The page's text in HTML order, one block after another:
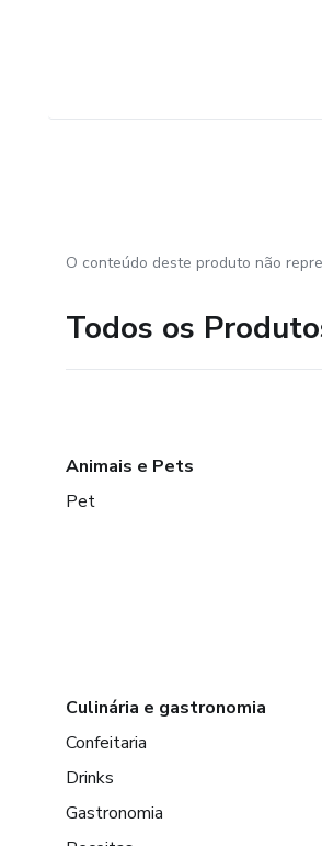
O conteúdo deste produto não
Todos os
Animais e Pets
Pet
Culinária e gastronomia
Confeitaria
Drinks
Gastronomia